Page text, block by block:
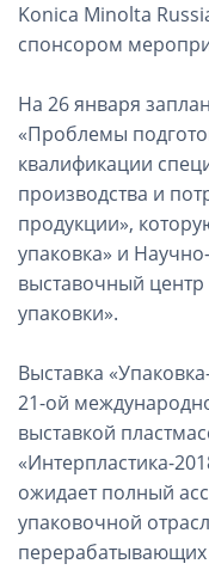
Konica Minolta
спонсором
На 26 января
«Проблемы
квалификации
производства и
продукции»,
упаковка» и
выставочный
упаковки».
Выставка
21-ой
выставкой
«Интерпластика-
ожидает полный
упаковочной
перерабатывающих